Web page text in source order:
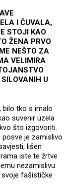
I ČUVALA,
STOJI KAO
ŽENA PRVO
NEŠTO ZA
VELIMIRA
U
bilo tko s imalo
suvenir uzela
što izgovoriti.
je zamislivo
lišen
iste te žrtve
nezamislivu
fašističke